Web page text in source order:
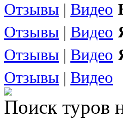
Отзывы | Видео
Отзывы | Видео
Отзывы | Видео
Отзывы | Видео
Поиск туров